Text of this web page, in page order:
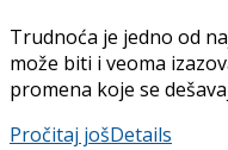
Trudnoća je jedno od
može biti i veoma
promena koje se
Pročitaj jošDetails